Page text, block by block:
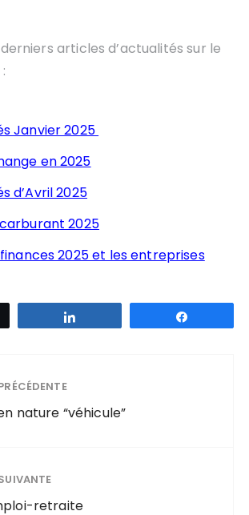
articles d’actualités sur le
Janvier 2025
en 2025
d’Avril 2025
2025
2025 et les entreprises
nature “véhicule”
retraite